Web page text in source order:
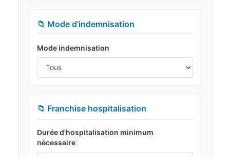
📁 Mode d’indemnisation
Mode indemnisation
📁 Franchise hospitalisation
Durée d'hospitalisation minimum
nécessaire